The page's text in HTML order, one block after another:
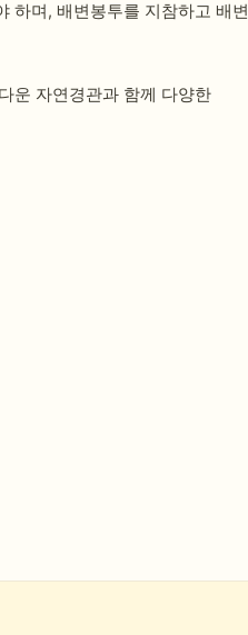
하며, 배변봉투를 지참하고 배변
운 자연경관과 함께 다양한